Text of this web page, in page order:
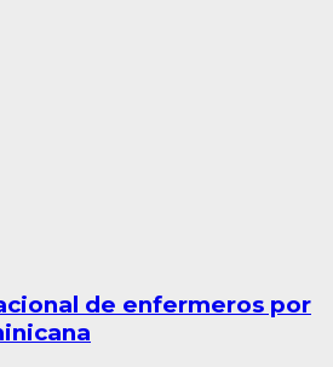
de enfermeros por